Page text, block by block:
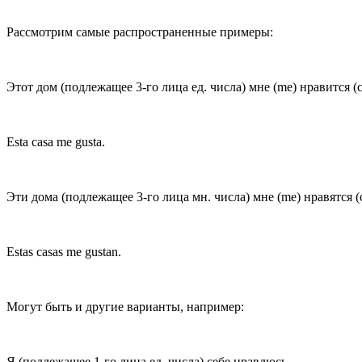
Рассмотрим самые распространенные примеры:
Этот дом (подлежащее 3-го лица ед. числа) мне (me) нравится
Esta casa me gusta.
Эти дома (подлежащее 3-го лица мн. числа) мне (me) нравятся
Estas casas me gustan.
Могут быть и другие варианты, например: